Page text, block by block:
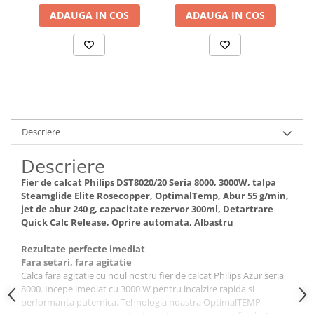
Dispozitive si Accesorii medicale
de uz casnic
Ingrijire tesaturi
Produse Mercerie
Jucarii, Copii & Bebe
Jucarii Creative
Lampi de Veghe Copii
Seturi Pictura si Desen
Vehicule si jucarii cu telecomanda
Laptop, Tablete & Telefoane
Genti laptop
autonomie 6 minute,
albastru & gri
ADAUGA IN COS
cm, accesoriu spatii
inguste & incaltaminte,
auto cl
ADAUGA IN COS
Descriere
Descriere
Fier de calcat Philips DST8020/20 Seria 8000, 3000W, talpa
Steamglide Elite Rosecopper, OptimalTemp, Abur 55 g/min,
jet de abur 240 g, capacitate rezervor 300ml, Detartrare
Quick Calc Release, Oprire automata, Albastru
Rezultate perfecte imediat
Fara setari, fara agitatie
Calca fara agitatie cu noul nostru fier de calcat Philips Azur seria
8000. Incepe imediat cu 3000 W pentru incalzire rapida si
performanta puternica. Tehnologia noastra OptimalTEMP